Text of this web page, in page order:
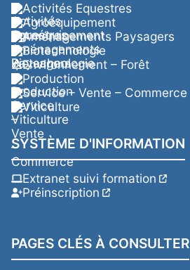
Activités Equestres
Agroéquipement
Aménagements Paysagers
Biotechnologie
Environnement – Forêt
Production
Service – Vente – Commerce
Viticulture
SYSTÈME D'INFORMATION
Extranet suivi formation
Préinscription
PAGES CLÉS À CONSULTER